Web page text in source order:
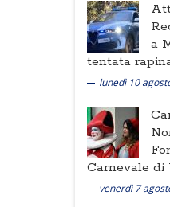
a
tentata
lunedì 10
Carnevale di
venerdì 7